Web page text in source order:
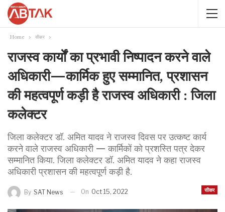
Home सीकर
राजस्व कार्यों का प्रभावी निष्पादन करने वाले
अधिकारी—कार्मिक हुए सम्मानित, प्रशासन
की महत्वपूर्ण कड़ी है राजस्व अधिकारी : जिला
कलेक्टर
जिला कलेक्टर डॉ. अमित यादव ने राजस्व दिवस पर उत्कष्ट कार्य
करने वाले राजस्व अधिकारी — कार्मिकों को प्रशस्ति पत्र देकर
सम्मानित किया. जिला कलेक्टर डॉ. अमित यादव ने कहा राजस्व
अधिकारी प्रशासन की महत्वपूर्ण कड़ी है.
सीकर
By SAT News On Oct 15, 2022